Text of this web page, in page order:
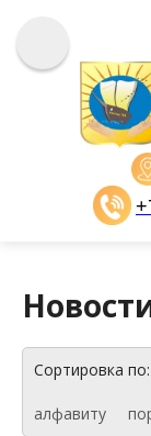
Сортировка по:
алфавиту